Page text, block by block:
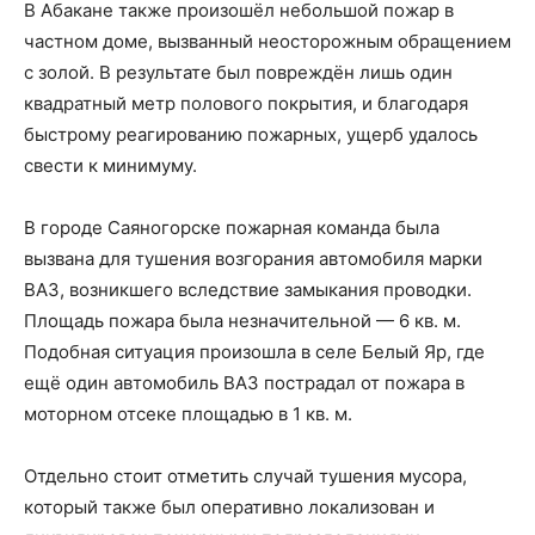
В Абакане также произошёл небольшой пожар в
частном доме, вызванный неосторожным обращением
с золой. В результате был повреждён лишь один
квадратный метр полового покрытия, и благодаря
быстрому реагированию пожарных, ущерб удалось
свести к минимуму.
В городе Саяногорске пожарная команда была
вызвана для тушения возгорания автомобиля марки
ВАЗ, возникшего вследствие замыкания проводки.
Площадь пожара была незначительной — 6 кв. м.
Подобная ситуация произошла в селе Белый Яр, где
ещё один автомобиль ВАЗ пострадал от пожара в
моторном отсеке площадью в 1 кв. м.
Отдельно стоит отметить случай тушения мусора,
который также был оперативно локализован и